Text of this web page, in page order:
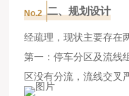
No.2 二、规划设计
经疏理，现状主要存在
第一：停车分区及流线
区没有分流，流线交叉